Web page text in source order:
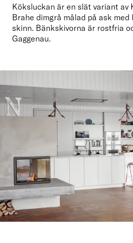
Köksluckan är en slät variant av
Brahe dimgrå målad på ask med
skinn. Bänkskivorna är rostfria
Gaggenau.